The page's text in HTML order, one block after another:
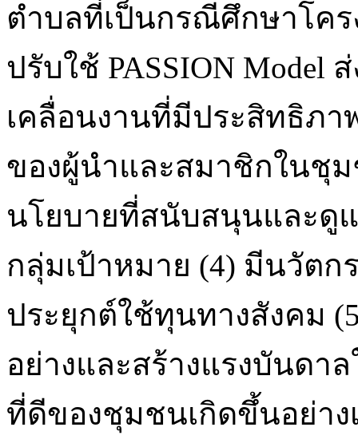
ตำบลที่เป็นกรณีศึกษาโคร
ปรับใช้ PASSION Model
เคลื่อนงานที่มีประสิทธิภา
ของผู้นำและสมาชิกในชุ
นโยบายที่สนับสนุนและดู
กลุ่มเป้าหมาย (4) มีนวัต
ประยุกต์ใช้ทุนทางสังคม
อย่างและสร้างแรงบันดา
ที่ดีของชุมชนเกิดขึ้นอย่าง